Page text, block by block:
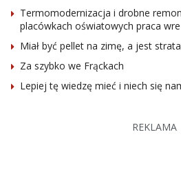
Termomodernizacja i drobne
placówkach oświatowych praca wre
Miał być pellet na zimę, a jest
Za szybko we Frąckach
Lepiej tę wiedzę mieć i niech się
REKLAMA